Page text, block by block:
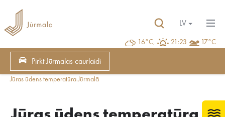
16°C, 21:23 17°C
LV
Pirkt Jūrmalas caurlaidi
Jūras ūdens temperatūra Jūrmalā